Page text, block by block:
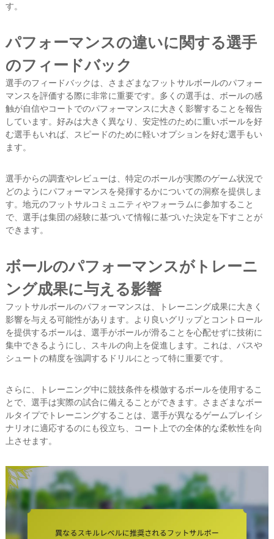
す。
パフォーマンスの違いに関する選手
のフィードバック
選手のフィードバックは、さまざまなフットサルボールのパフォー
マンスを評価する際に非常に重要です。多くの選手は、ボールの感
触が自信やコートでのパフォーマンスに大きく影響することを報告
しています。好みは大きく異なり、安定性のために重いボールを好
む選手もいれば、スピードのために軽いオプションを好む選手もい
ます。
選手からの調査やレビューは、特定のボールが実際のゲーム状況で
どのようにパフォーマンスを発揮するかについての洞察を提供しま
す。地元のフットサルコミュニティやフォーラムに参加すること
で、選手は集団の経験に基づいて情報に基づいた決定を下すことが
できます。
ボールのパフォーマンスがトレーニ
ング成果に与える影響
フットサルボールのパフォーマンスは、トレーニング成果に大きく
影響を与える可能性があります。より良いグリップとコントロール
を提供するボールは、選手がボールが滑ることを心配せずに技術に
集中できるようにし、スキルの向上を促進します。これは、パスや
シュートの精度を強調するドリルにとって特に重要です。
さらに、トレーニング中に競技条件を模倣するボールを使用するこ
とで、選手は実際の試合に備えることができます。さまざまなボー
ルタイプでトレーニングすることは、選手が異なるゲームプレイシ
ナリオに適応するのにも役立ち、コート上での全体的な柔軟性を向
上させます。